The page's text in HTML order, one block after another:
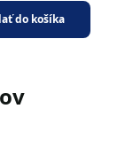
do košíka